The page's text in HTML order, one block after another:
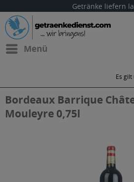
Getränke liefern
Menü
Es
Bordeaux Barrique
Mouleyre 0,75l